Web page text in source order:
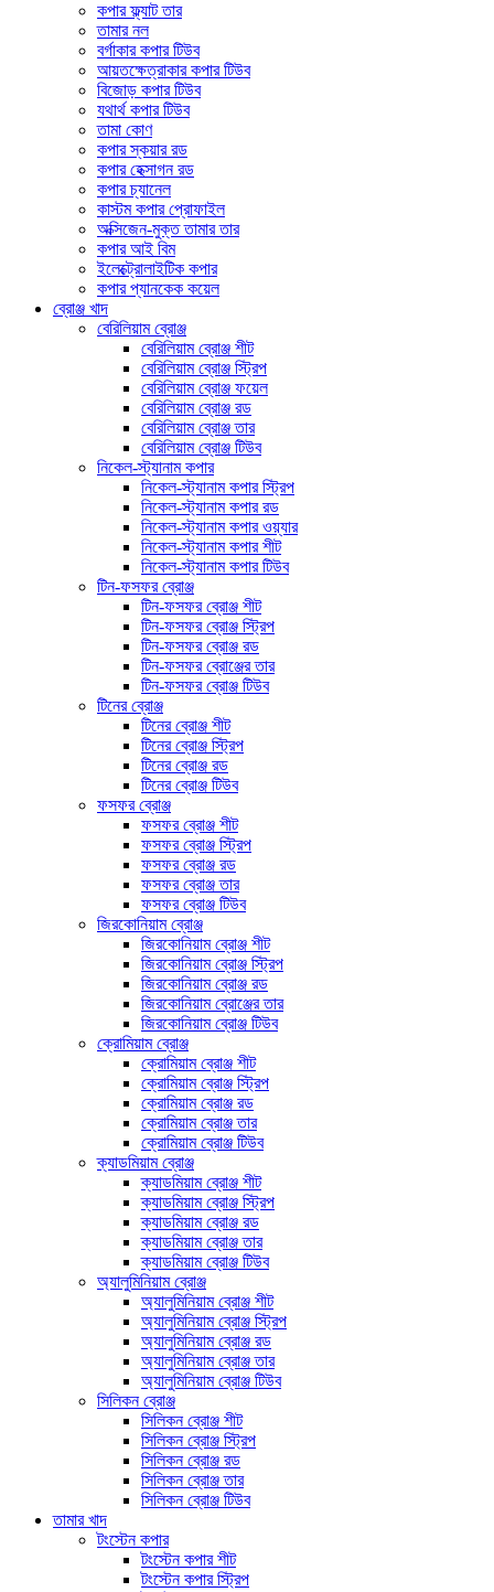
কপার ফ্ল্যাট তার
তামার নল
বর্গাকার কপার টিউব
আয়তক্ষেত্রাকার কপার টিউব
বিজোড় কপার টিউব
যথার্থ কপার টিউব
তামা কোণ
কপার স্কয়ার রড
কপার হেক্সাগন রড
কপার চ্যানেল
কাস্টম কপার প্রোফাইল
অক্সিজেন-মুক্ত তামার তার
কপার আই বিম
ইলেক্ট্রোলাইটিক কপার
কপার প্যানকেক কয়েল
ব্রোঞ্জ খাদ
বেরিলিয়াম ব্রোঞ্জ
বেরিলিয়াম ব্রোঞ্জ শীট
বেরিলিয়াম ব্রোঞ্জ স্ট্রিপ
বেরিলিয়াম ব্রোঞ্জ ফয়েল
বেরিলিয়াম ব্রোঞ্জ রড
বেরিলিয়াম ব্রোঞ্জ তার
বেরিলিয়াম ব্রোঞ্জ টিউব
নিকেল-স্ট্যানাম কপার
নিকেল-স্ট্যানাম কপার স্ট্রিপ
নিকেল-স্ট্যানাম কপার রড
নিকেল-স্ট্যানাম কপার ওয়্যার
নিকেল-স্ট্যানাম কপার শীট
নিকেল-স্ট্যানাম কপার টিউব
টিন-ফসফর ব্রোঞ্জ
টিন-ফসফর ব্রোঞ্জ শীট
টিন-ফসফর ব্রোঞ্জ স্ট্রিপ
টিন-ফসফর ব্রোঞ্জ রড
টিন-ফসফর ব্রোঞ্জের তার
টিন-ফসফর ব্রোঞ্জ টিউব
টিনের ব্রোঞ্জ
টিনের ব্রোঞ্জ শীট
টিনের ব্রোঞ্জ স্ট্রিপ
টিনের ব্রোঞ্জ রড
টিনের ব্রোঞ্জ টিউব
ফসফর ব্রোঞ্জ
ফসফর ব্রোঞ্জ শীট
ফসফর ব্রোঞ্জ স্ট্রিপ
ফসফর ব্রোঞ্জ রড
ফসফর ব্রোঞ্জ তার
ফসফর ব্রোঞ্জ টিউব
জিরকোনিয়াম ব্রোঞ্জ
জিরকোনিয়াম ব্রোঞ্জ শীট
জিরকোনিয়াম ব্রোঞ্জ স্ট্রিপ
জিরকোনিয়াম ব্রোঞ্জ রড
জিরকোনিয়াম ব্রোঞ্জের তার
জিরকোনিয়াম ব্রোঞ্জ টিউব
ক্রোমিয়াম ব্রোঞ্জ
ক্রোমিয়াম ব্রোঞ্জ শীট
ক্রোমিয়াম ব্রোঞ্জ স্ট্রিপ
ক্রোমিয়াম ব্রোঞ্জ রড
ক্রোমিয়াম ব্রোঞ্জ তার
ক্রোমিয়াম ব্রোঞ্জ টিউব
ক্যাডমিয়াম ব্রোঞ্জ
ক্যাডমিয়াম ব্রোঞ্জ শীট
ক্যাডমিয়াম ব্রোঞ্জ স্ট্রিপ
ক্যাডমিয়াম ব্রোঞ্জ রড
ক্যাডমিয়াম ব্রোঞ্জ তার
ক্যাডমিয়াম ব্রোঞ্জ টিউব
অ্যালুমিনিয়াম ব্রোঞ্জ
অ্যালুমিনিয়াম ব্রোঞ্জ শীট
অ্যালুমিনিয়াম ব্রোঞ্জ স্ট্রিপ
অ্যালুমিনিয়াম ব্রোঞ্জ রড
অ্যালুমিনিয়াম ব্রোঞ্জ তার
অ্যালুমিনিয়াম ব্রোঞ্জ টিউব
সিলিকন ব্রোঞ্জ
সিলিকন ব্রোঞ্জ শীট
সিলিকন ব্রোঞ্জ স্ট্রিপ
সিলিকন ব্রোঞ্জ রড
সিলিকন ব্রোঞ্জ তার
সিলিকন ব্রোঞ্জ টিউব
তামার খাদ
টংস্টেন কপার
টংস্টেন কপার শীট
টংস্টেন কপার স্ট্রিপ